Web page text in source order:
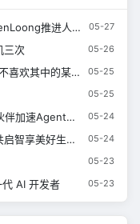
人形机器人适配 05-27
三次 05-26
中的某些方面” 05-25
05-25
Agent应用创新 05-24
美好生活新时代 05-24
05-23
AI 开发者 05-23